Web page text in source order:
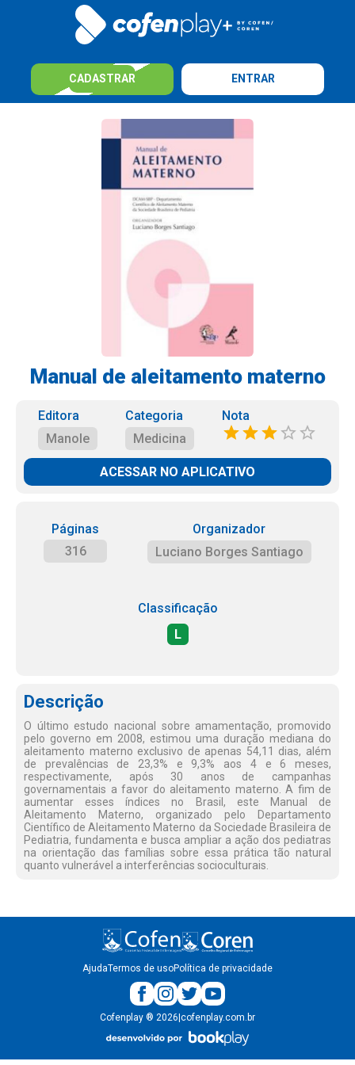
CADASTRAR ENTRAR
Manual de aleitamento materno
Editora
Manole
Categoria
Medicina
Nota
ACESSAR NO APLICATIVO
Páginas
316
Organizador
Luciano Borges Santiago
Classificação
L
Descrição
O último estudo nacional sobre amamentação, promovido
pelo governo em 2008, estimou uma duração mediana do
aleitamento materno exclusivo de apenas 54,11 dias, além
de prevalências de 23,3% e 9,3% aos 4 e 6 meses,
respectivamente, após 30 anos de campanhas
governamentais a favor do aleitamento materno. A fim de
aumentar esses índices no Brasil, este Manual de
Aleitamento Materno, organizado pelo Departamento
Científico de Aleitamento Materno da Sociedade Brasileira de
Pediatria, fundamenta e busca ampliar a ação dos pediatras
na orientação das famílias sobre essa prática tão natural
quanto vulnerável a interferências socioculturais.
AjudaTermos de usoPolítica de privacidade
Cofenplay ® 2026 cofenplay.com.br